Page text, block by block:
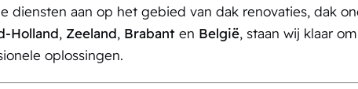
diensten aan op het gebied van dak renovaties, dak
Holland, Zeeland, Brabanten België, staan wij klaar
oplossingen.